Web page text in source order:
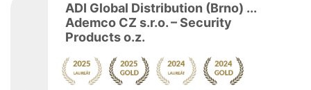
ADI Global Distribution (Brno) ...
Ademco CZ s.r.o. – Security
Products o.z.